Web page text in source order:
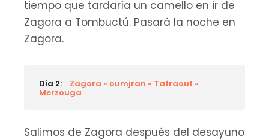
tiempo que tardaría un camello en ir de
Zagora a Tombuctú. Pasará la noche en
Zagora.
Día 2: Zagora » oumjran » Tafraout »
Merzouga
Salimos de Zagora después del desayuno